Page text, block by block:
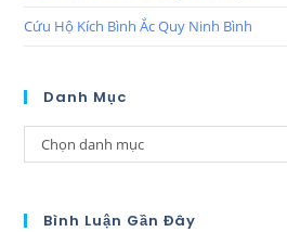
Cứu Hộ Kích Bình Ắc Quy Ninh Bình
Danh Mục
Chọn danh mục
Bình Luận Gần Đây